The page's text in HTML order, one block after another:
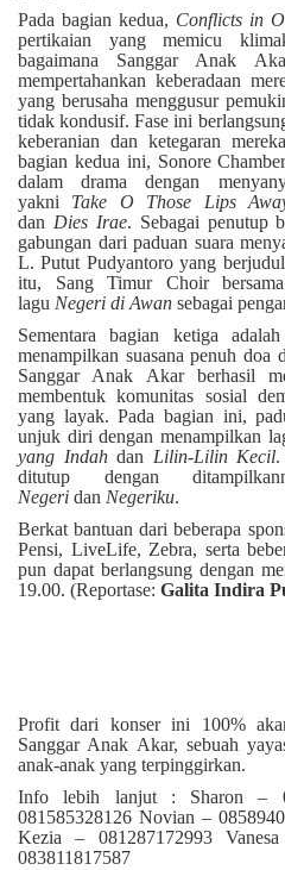
Pada bagian kedua, Conflicts in
pertikaian yang memicu
bagaimana Sanggar Anak
mempertahankan keberadaan
yang berusaha menggusur
tidak kondusif. Fase ini
keberanian dan ketegaran
bagian kedua ini, Sonore
dalam drama dengan
yakni Take O Those Lips
dan Dies Irae. Sebagai penutup
gabungan dari paduan suara
L. Putut Pudyantoro yang berjudul
itu, Sang Timur Choir
lagu Negeri di Awan sebagai
Sementara bagian ketiga adalah
menampilkan suasana penuh doa
Sanggar Anak Akar berhasil
membentuk komunitas sosial
yang layak. Pada bagian ini,
unjuk diri dengan menampilkan
yang Indahdan Lilin-Lilin Kecil.
ditutup dengan
Negeri dan Negeriku.
Berkat bantuan dari beberapa
Pensi, LiveLife, Zebra, serta
pun dapat berlangsung dengan
19.00. (Reportase: Galita Indira
Profit dari konser ini 100%
Sanggar Anak Akar, sebuah
anak-anak yang terpinggirkan.
Info lebih lanjut : Sharon –
081585328126 Novian –
Kezia – 081287172993
083811817587